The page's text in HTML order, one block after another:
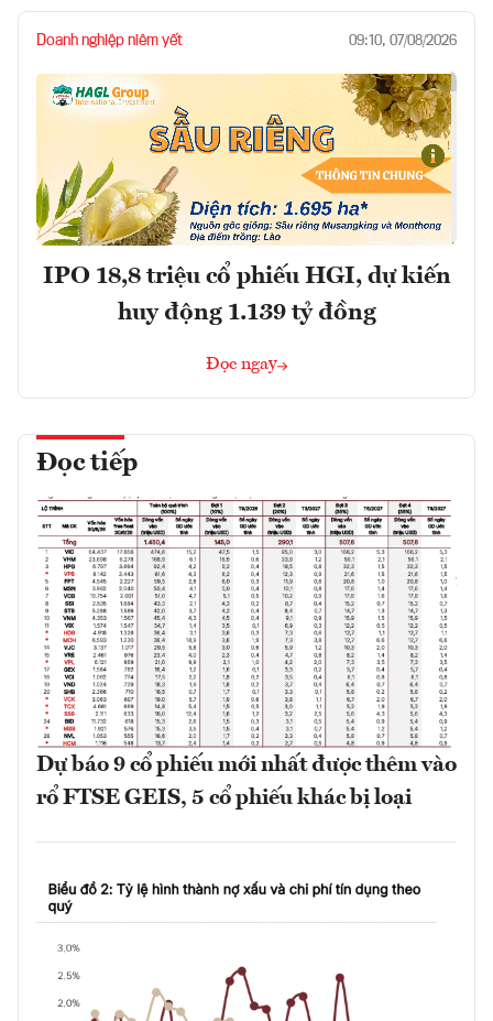
Doanh nghiệp niêm yết 09:10, 07/08/2026
IPO 18,8 triệu cổ phiếu HGI, dự kiến
huy động 1.139 tỷ đồng
Đọc ngay
Đọc tiếp
Dự báo 9 cổ phiếu mới nhất được thêm vào
rổ FTSE GEIS, 5 cổ phiếu khác bị loại